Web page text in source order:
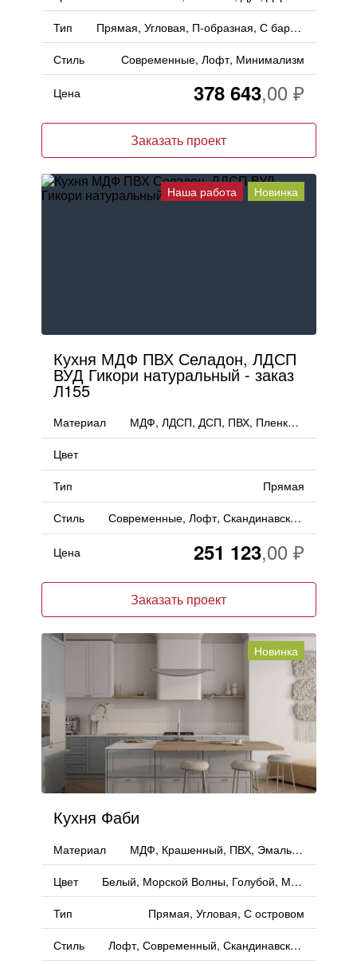
Тип
Прямая, Угловая, П-образная, С барной стойкой
Стиль
Современные, Лофт, Минимализм
Цена 378 643
Заказать проект
Наша работа Новинка
Кухня МДФ ПВХ Селадон, ЛДСП
ВУД Гикори натуральный - заказ
Л155
Материал
МДФ, ЛДСП, ДСП, ПВХ, Пленка, PET
Цвет
Тип
Прямая
Стиль
Современные, Лофт, Скандинавский, Неоклассика, Кантри
Цена 251 123
Заказать проект
Новинка
Кухня Фаби
Материал
МДФ, Крашенный, ПВХ, Эмаль, Пленка, PET
Цвет
Белый, Морской Волны, Голубой, Матовый
Тип
Прямая, Угловая, С островом
Стиль
Лофт, Современный, Скандинавский, Неоклассика